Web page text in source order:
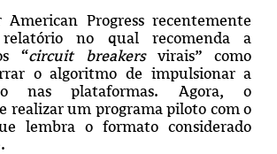
Progress recentemente
no qual recomenda a
“circuit breakersvirais” como
o algoritmo de impulsionar a
nas plataformas. Agora, o
realizar um programa piloto com o
lembra o formato considerado